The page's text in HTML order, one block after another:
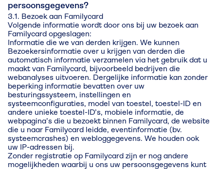
persoonsgegevens?
3.1. Bezoek aan Familycard
Volgende informatie wordt door ons bij uw bezoek aan
Familycard opgeslagen:
Informatie die we van derden krijgen. We kunnen
Bezoekersinformatie over u krijgen van derden die
automatisch informatie verzamelen via het gebruik dat u
maakt van Familycard, bijvoorbeeld bedrijven die
webanalyses uitvoeren. Dergelijke informatie kan zonder
beperking informatie bevatten over uw
besturingssysteem, instellingen en
systeemconfiguraties, model van toestel, toestel-ID en
andere unieke toestel-ID’s, mobiele informatie, de
webpagina’s die u bezoekt binnen Familycard, de website
die u naar Familycard leidde, eventinformatie (bv.
systeemcrashes) en webloggegevens. We houden ook
uw IP-adressen bij.
Zonder registratie op Familycard zijn er nog andere
mogelijkheden waarbij u ons uw persoonsgegevens kunt